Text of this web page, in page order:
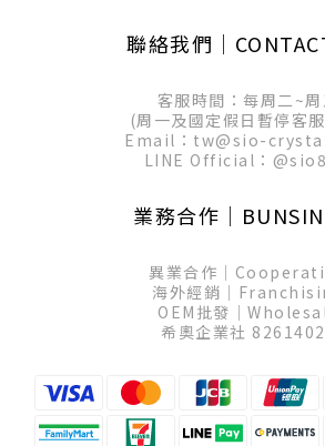
聯絡我們
客服時間：每周二~周
(周一及國定假日暫停客
Email：tw@sio-
LINE Official：
業務合作
異業合作
海外經銷
OEM批發
希奧企業社